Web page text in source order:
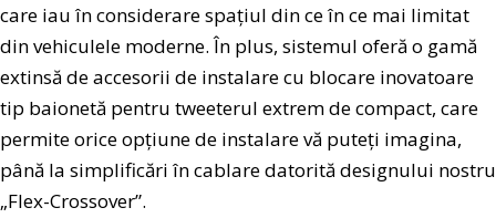
care iau în considerare spațiul din ce în ce mai limitat
din vehiculele moderne. În plus, sistemul oferă o gamă
extinsă de accesorii de instalare cu blocare inovatoare
tip baionetă pentru tweeterul extrem de compact, care
permite orice opțiune de instalare vă puteți imagina,
până la simplificări în cablare datorită designului nostru
„Flex-Crossover”.